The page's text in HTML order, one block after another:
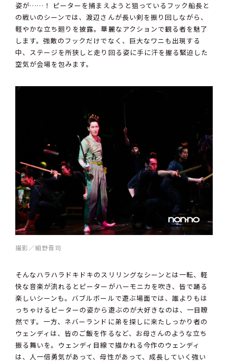
姿が……！ ピーターを捕まえようと狙っているフック船長と
の戦いのシーンでは、渡辺さんが長い剣を振り回しながら、
軽やかな立ち廻りを披露。華麗なアクションで観る者を魅了
します。強敵のフックだけでなく、巨大なワニも出現する
中、ステージを所狭しと走り回る姿に手に汗を握る緊迫した
空気が会場を包みます。
撮影／細野晋司
そんなハラハラドキドキのスリリングなシーンとは一転、軽
快な音楽が流れるとピーターがハーモニカを吹き、皆で踊る
楽しいシーンも。バブルボールで遊ぶ場面では、誰よりもは
っちゃけるピーターの姿から遊ぶのが大好きなのは、一目瞭
然です。一方、ネバーランドに弟を探しに来たしっかり者の
ウェンディは、皆のご飯を作るなど、お母さんのような立ち
振る舞いを。ウェンディ目線で描かれる今作のウェンディ
は、人一倍勇気があって、母性があって、成長していく強い